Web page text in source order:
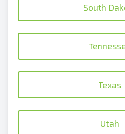
South
Texas
Utah